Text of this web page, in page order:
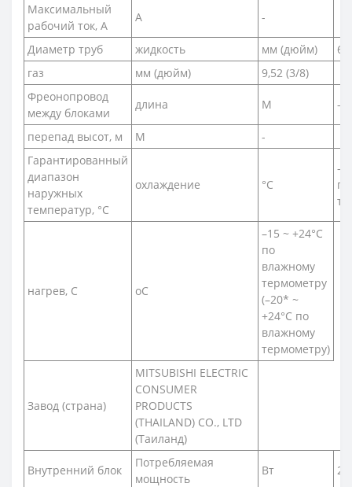
Максимальный
рабочий ток, А
А -
Диаметр труб жидкость мм (дюйм)
газ
мм (дюйм)
9,52 (3/8)
Фреонопровод
между блоками
длина М -
перепад высот, м М
-
Гарантированный
диапазон
наружных
температур, °С
охлаждение °С
нагрев, С оС
–15 ~ +24°C
по
влажному
термометру
(–20* ~
+24°C по
влажному
термометру)
Завод (страна)
MITSUBISHI ELECTRIC
CONSUMER
PRODUCTS
(THAILAND) CO., LTD
(Таиланд)
Внутренний блок
Потребляемая
мощность
Вт 27